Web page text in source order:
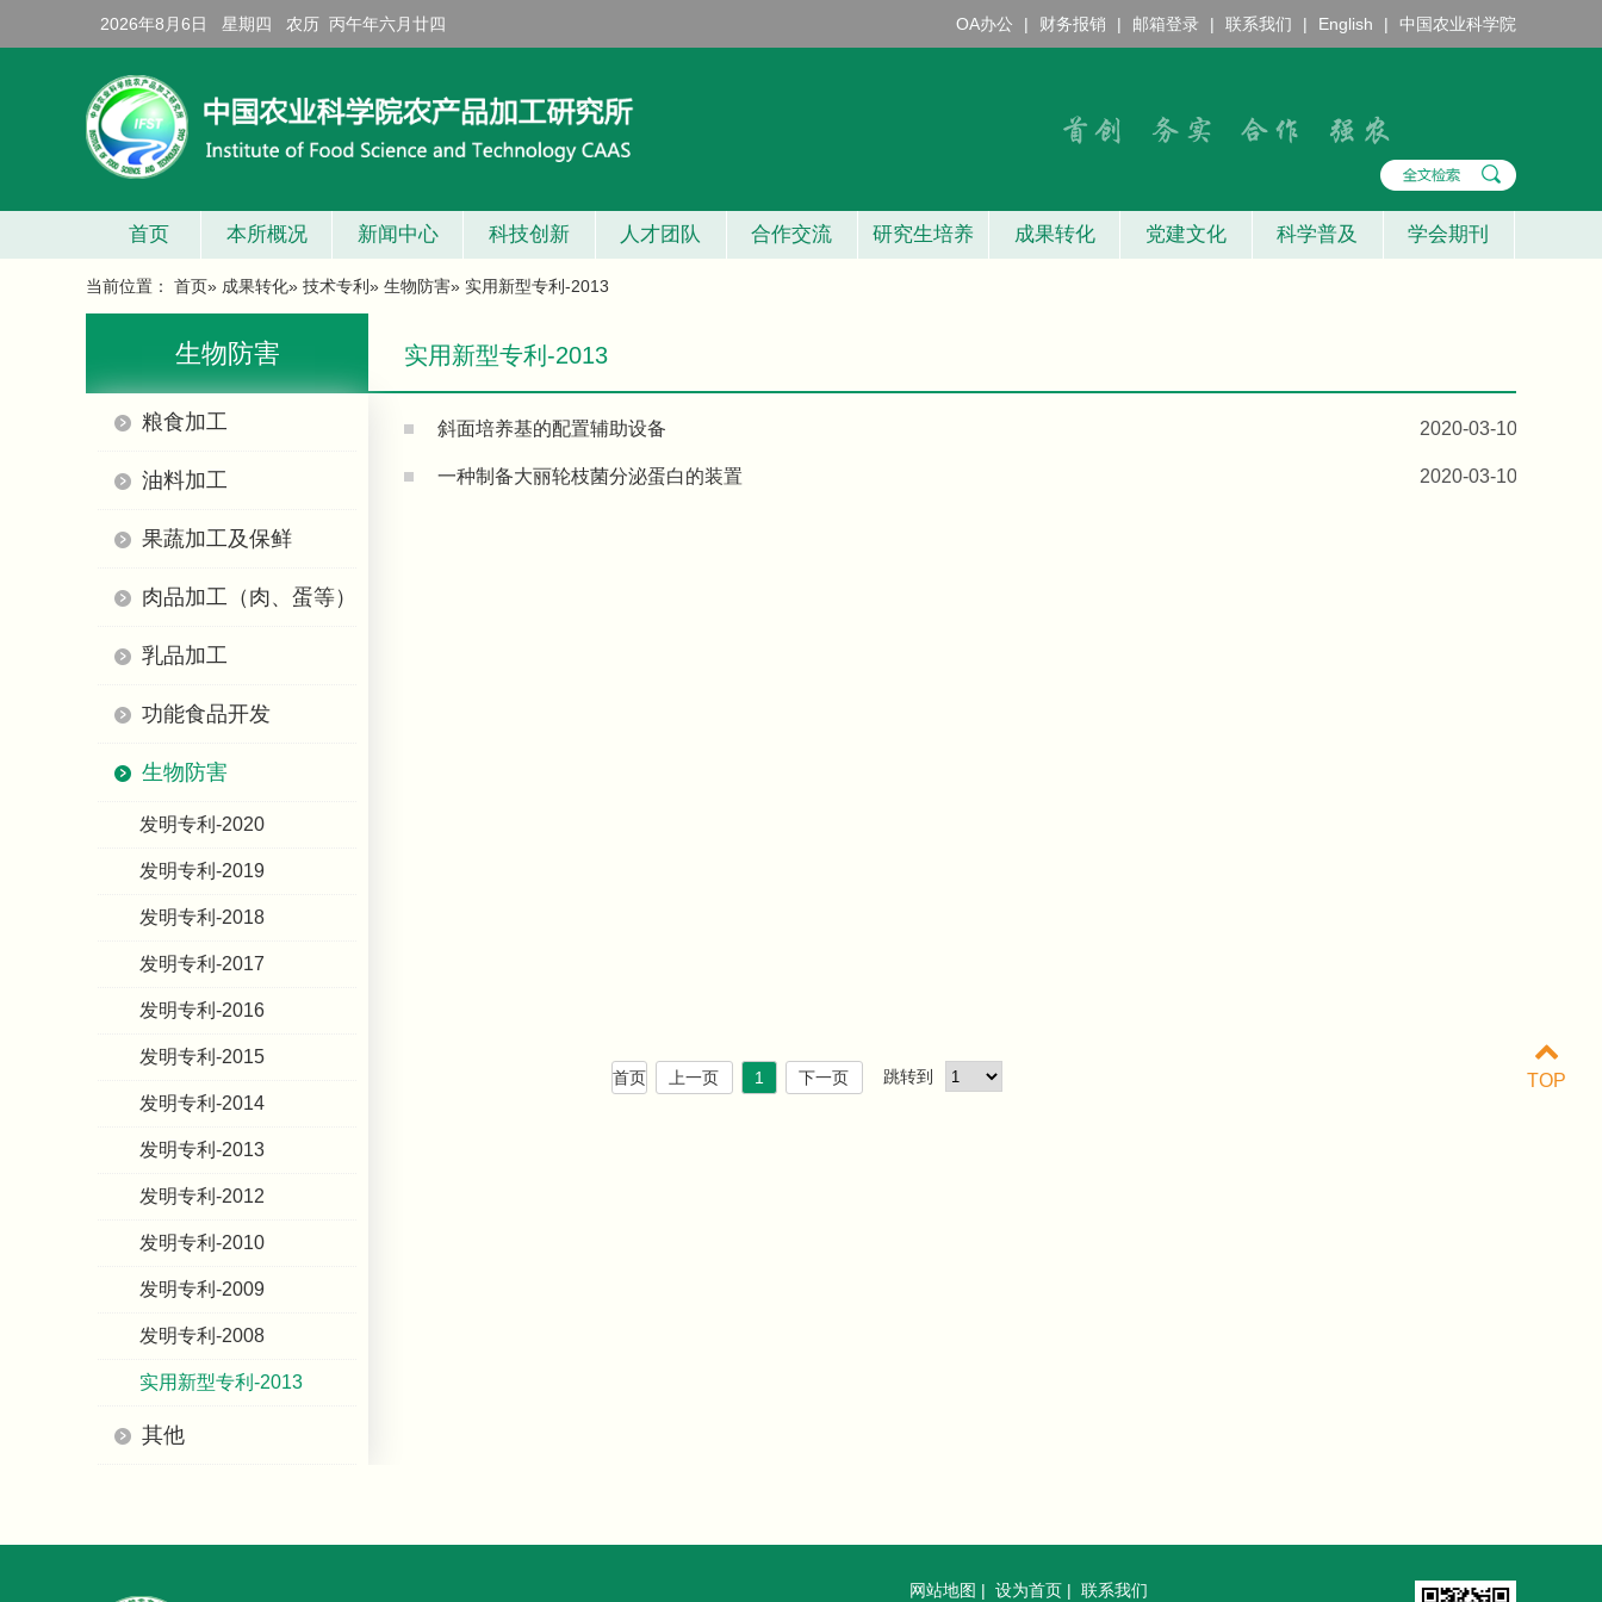
OA办公 | 财务报销 | 邮箱登录 | 联系我们 | English | 中国农业科学院
2026年8月6日 星期四 农历 丙午年六月廿四
首页 本所概况 新闻中心 科技创新 人才团队 合作交流 研究生培养 成果转化 党建文化 科学普及 学会期刊
当前位置： 首页» 成果转化» 技术专利 » 生物防害» 实用新型专利-2013
生物防害
粮食加工
油料加工
果蔬加工及保鲜
肉品加工（肉、蛋等）
乳品加工
功能食品开发
生物防害
发明专利-2020
发明专利-2019
发明专利-2018
发明专利-2017
发明专利-2016
发明专利-2015
发明专利-2014
发明专利-2013
发明专利-2012
发明专利-2010
发明专利-2009
发明专利-2008
实用新型专利-2013
其他
实用新型专利-2013
2020-03-10
斜面培养基的配置辅助设备
2020-03-10
一种制备大丽轮枝菌分泌蛋白的装置
首页 上一页 1 下一页 跳转到
网站地图 | 设为首页 | 联系我们
TOP